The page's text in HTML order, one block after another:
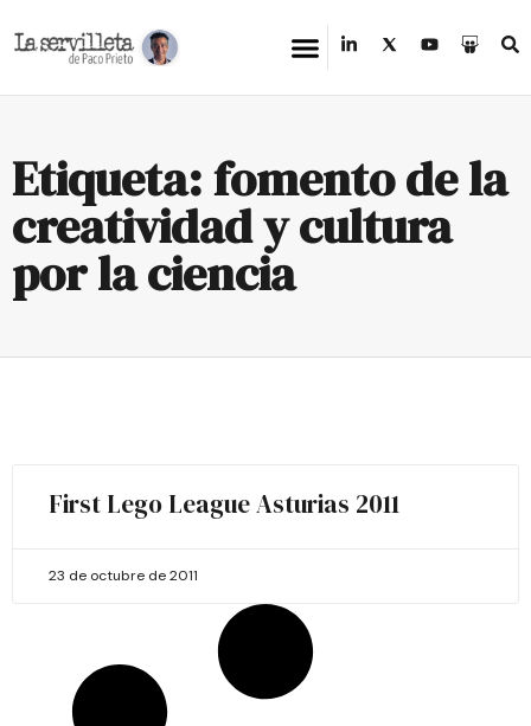
Etiqueta: fomento de la
creatividad y cultura
por la ciencia
First Lego League Asturias 2011
23 de octubre de 2011